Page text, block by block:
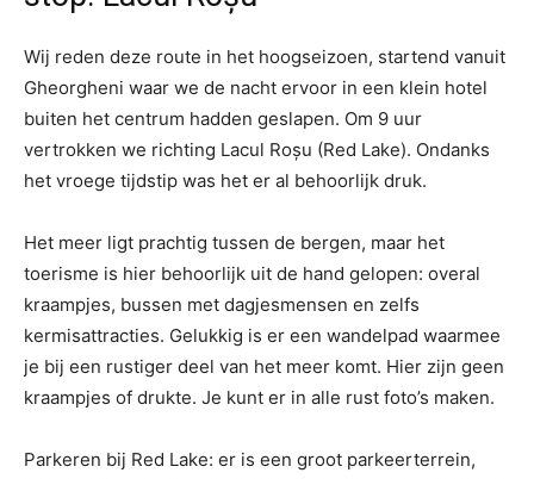
Wij reden deze route in het hoogseizoen, startend vanuit
Gheorgheni waar we de nacht ervoor in een klein hotel
buiten het centrum hadden geslapen. Om 9 uur
vertrokken we richting Lacul Roșu (Red Lake). Ondanks
het vroege tijdstip was het er al behoorlijk druk.
Het meer ligt prachtig tussen de bergen, maar het
toerisme is hier behoorlijk uit de hand gelopen: overal
kraampjes, bussen met dagjesmensen en zelfs
kermisattracties. Gelukkig is er een wandelpad waarmee
je bij een rustiger deel van het meer komt. Hier zijn geen
kraampjes of drukte. Je kunt er in alle rust foto’s maken.
Parkeren bij Red Lake: er is een groot parkeerterrein,